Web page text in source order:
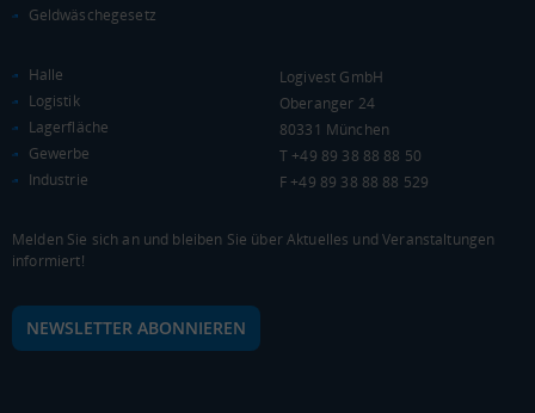
Geldwäschegesetz
Halle
Logistik
Lagerfläche
Gewerbe
Industrie
Logivest GmbH
Oberanger 24
80331 München
T +49 89 38 88 88 50
F +49 89 38 88 88 529
Melden Sie sich an und bleiben Sie über Aktuelles und Veranstaltungen
informiert!
NEWSLETTER ABONNIEREN